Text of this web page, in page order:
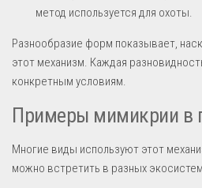
метод используется для охоты.
Разнообразие форм показывает,
этот механизм. Каждая
конкретным условиям.
Примеры мимикрии в
Многие виды используют этот
можно встретить в разных